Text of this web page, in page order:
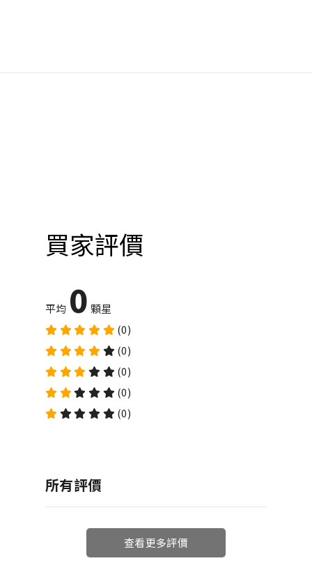
買家評價
平均 0 顆星
(0)
(0)
(0)
(0)
(0)
所有評價
查看更多評價